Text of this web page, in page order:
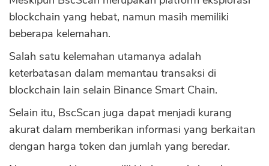
blockchain yang hebat, namun masih memiliki
beberapa kelemahan.
Salah satu kelemahan utamanya adalah
keterbatasan dalam memantau transaksi di
blockchain lain selain Binance Smart Chain.
Selain itu, BscScan juga dapat menjadi kurang
akurat dalam memberikan informasi yang berkaitan
dengan harga token dan jumlah yang beredar.